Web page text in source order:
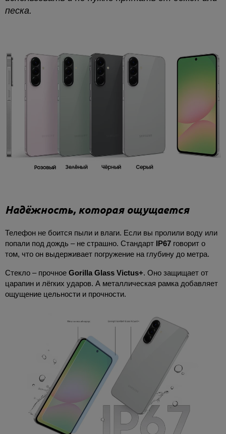
песка.
Надёжность, которая ощущается
Телефон не боится пыли и влаги. Если вы пролили воду или
попали под дождь – не страшно. Стандарт IP67 говорит о
том, что он выдерживает погружение на глубину до метра.
Стекло – прочное Gorilla Glass Victus+. Оно защищает от
царапин и лёгких ударов. А металлическая рамка добавляет
ощущение цельности и прочности.